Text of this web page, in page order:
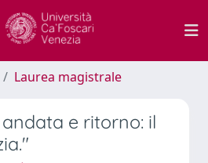
Laurea magistrale
e ritorno: il